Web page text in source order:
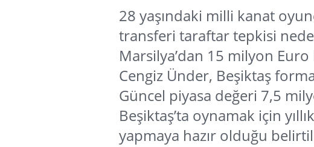
28 yaşındaki milli kanat
transferi taraftar tepkisi
Marsilya’dan 15 milyon
Cengiz Ünder, Beşiktaş
Güncel piyasa değeri 7,5
Beşiktaş’ta oynamak için
yapmaya hazır olduğu